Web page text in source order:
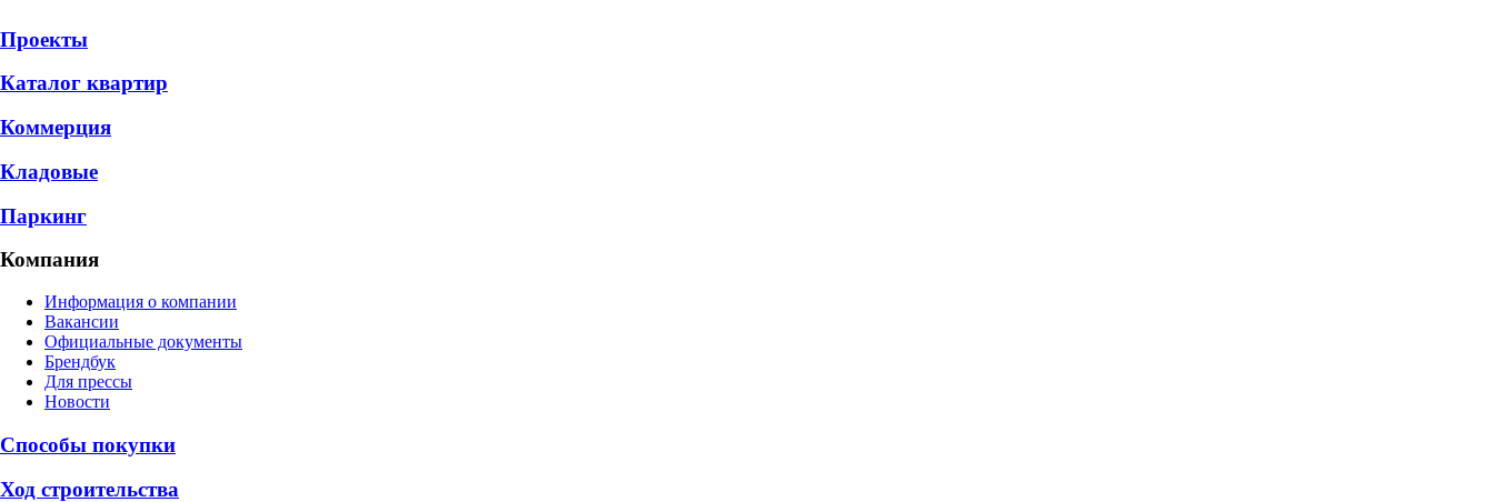
Проекты
Каталог квартир
Коммерция
Кладовые
Паркинг
Компания
Информация о компании
Вакансии
Официальные документы
Брендбук
Для прессы
Новости
Способы покупки
Ход строительства